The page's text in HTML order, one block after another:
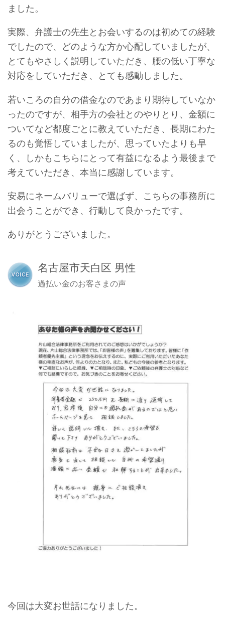
ました。
実際、弁護士の先生とお会いするのは初めての経験
でしたので、どのような方か心配していましたが、
とてもやさしく説明していただき、腰の低い丁寧な
対応をしていただき、とても感動しました。
若いころの自分の借金なのであまり期待していなか
ったのですが、相手方の会社とのやりとり、金額に
ついてなど都度ごとに教えていただき、長期にわた
るのも覚悟していましたが、思っていたよりも早
く、しかもこちらにとって有益になるよう最後まで
考えていただき、本当に感謝しています。
安易にネームバリューで選ばず、こちらの事務所に
出会うことができ、行動して良かったです。
ありがとうございました。
名古屋市天白区 男性
過払い金のお客さまの声
今回は大変お世話になりました。